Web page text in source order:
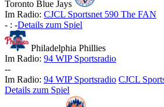
Toronto Blue Jays
Im Radio: CJCL Sportsnet 590 The FAN
- : -Details zum Spiel
Philadelphia Phillies
Im Radio: 94 WIP Sportsradio
--
Im Radio: 94 WIP Sportsradio CJCL
Details zum Spiel